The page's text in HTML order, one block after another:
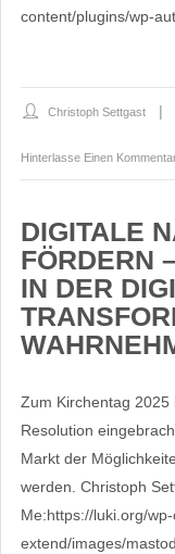
content/plugins/wp-
Christoph Settgast
Hinterlasse Einen
DIGITALE
FÖRDERN
IN DER
Zum Kirchentag 2025
Resolution
Markt der
werden. Christoph
Me:https://luki.org/
extend/images/